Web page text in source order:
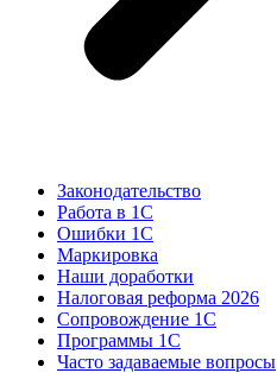
Законодательство
Работа в 1С
Ошибки 1С
Маркировка
Наши доработки
Налоговая реформа 2026
Сопровождение 1С
Программы 1С
Часто задаваемые вопросы